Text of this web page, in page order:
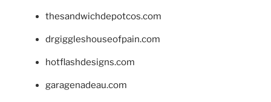
thesandwichdepotcos.com
drgiggleshouseofpain.com
hotflashdesigns.com
garagenadeau.com